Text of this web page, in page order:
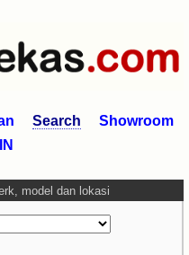
Search
Showroom
model dan lokasi